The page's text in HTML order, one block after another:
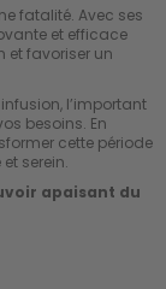
fatalité. Avec ses
et efficace
et favoriser un
l’important
besoins. En
cette période
serein.
apaisant du